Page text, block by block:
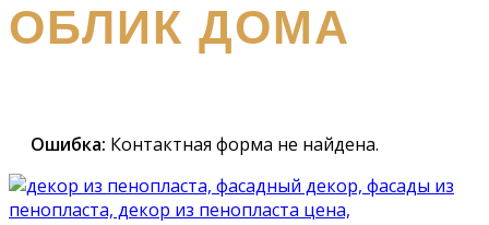
ОБЛИК ДОМА
Ошибка: Контактная форма не найдена.